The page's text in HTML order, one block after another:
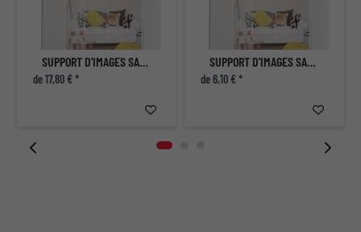
SUPPORT D'IMAGES SANS CADRE
de 17,80 € *
SUPPORT D'IMAGES SANS CADRE
de 6,10 € *